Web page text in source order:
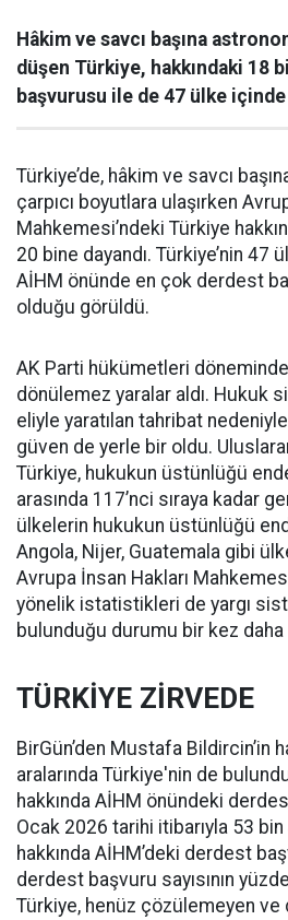
Hâkim ve savcı başına
düşen Türkiye, hakkındaki 18
başvurusu ile de 47 ülke
Türkiye’de, hâkim ve savcı
çarpıcı boyutlara ulaşırken
Mahkemesi’ndeki Türkiye
20 bine dayandı. Türkiye’nin 47
AİHM önünde en çok derdest
olduğu görüldü.
AK Parti hükümetleri
dönülemez yaralar aldı. Hukuk
eliyle yaratılan tahribat
güven de yerle bir oldu.
Türkiye, hukukun üstünlüğü
arasında 117’nci sıraya kadar
ülkelerin hukukun üstünlüğü
Angola, Nijer, Guatemala gibi
Avrupa İnsan Hakları
yönelik istatistikleri de yargı
bulunduğu durumu bir kez daha
TÜRKİYE ZİRVEDE
BirGün’den Mustafa Bildircin’in
aralarında Türkiye'nin de
hakkında AİHM önündeki
Ocak 2026 tarihi itibarıyla 53 bin
hakkında AİHM’deki derdest
derdest başvuru sayısının
Türkiye, henüz çözülemeyen